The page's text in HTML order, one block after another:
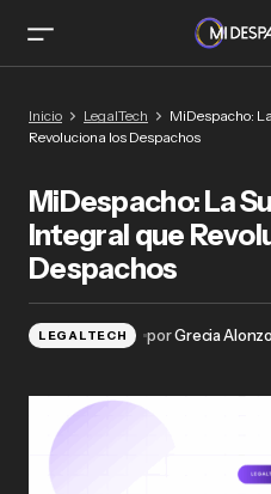
Revoluciona los
Inicio LegalTech
MiDespacho:
Revoluciona los Despachos
MiDespacho: La
Integral que
Despachos
LEGALTECH porGrecia Alonzo